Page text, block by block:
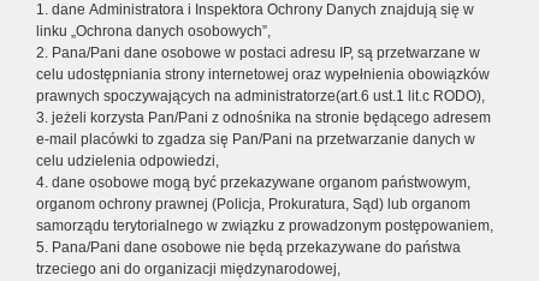
1. dane Administratora i Inspektora Ochrony Danych znajdują się w
linku „Ochrona danych osobowych”,
2. Pana/Pani dane osobowe w postaci adresu IP, są przetwarzane w
celu udostępniania strony internetowej oraz wypełnienia obowiązków
prawnych spoczywających na administratorze(art.6 ust.1 lit.c RODO),
3. jeżeli korzysta Pan/Pani z odnośnika na stronie będącego adresem
e-mail placówki to zgadza się Pan/Pani na przetwarzanie danych w
celu udzielenia odpowiedzi,
4. dane osobowe mogą być przekazywane organom państwowym,
organom ochrony prawnej (Policja, Prokuratura, Sąd) lub organom
samorządu terytorialnego w związku z prowadzonym postępowaniem,
5. Pana/Pani dane osobowe nie będą przekazywane do państwa
trzeciego ani do organizacji międzynarodowej,